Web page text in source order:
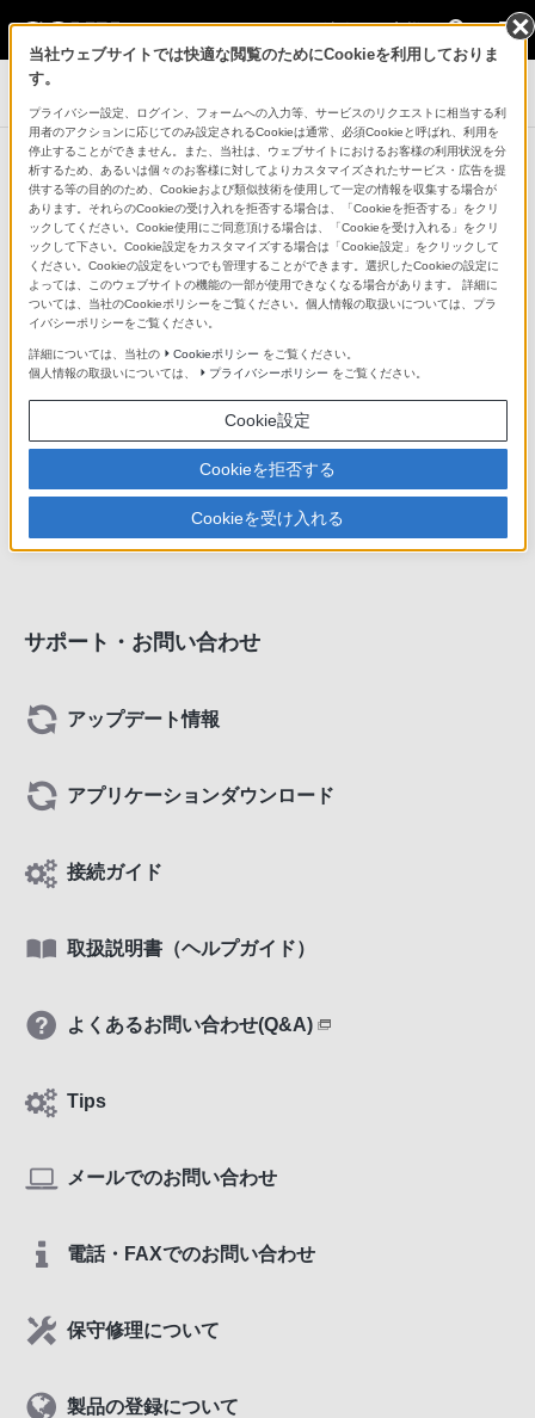
法人のお客様
デジタルペーパー
製品に関する重要なお知らせ
2019年7月16日
デジタルペーパー「DPT-RP1」「DPT-CP1」をご愛用のお客様
2019年6月17日
デジタルペーパー「DPT-RP1」「DPT-CP1」をご愛用のお客様
へ 本体ソフトウェアVer.1.2/1.4からVer.1.6.00.15110へアップ
デートされた方へのお詫びと使用上のご注意
サポート・お問い合わせ
アップデート情報
アプリケーションダウンロード
接続ガイド
取扱説明書（ヘルプガイド）
よくあるお問い合わせ(Q&A)
Tips
メールでのお問い合わせ
電話・FAXでのお問い合わせ
保守修理について
製品の登録について
当社ウェブサイトでは快適な閲覧のためにCookieを利用しておりま
す。
プライバシー設定、ログイン、フォームへの入力等、サービスのリクエストに相当する利
用者のアクションに応じてのみ設定されるCookieは通常、必須Cookieと呼ばれ、利用を
停止することができません。また、当社は、ウェブサイトにおけるお客様の利用状況を分
析するため、あるいは個々のお客様に対してよりカスタマイズされたサービス・広告を提
供する等の目的のため、Cookieおよび類似技術を使用して一定の情報を収集する場合が
あります。それらのCookieの受け入れを拒否する場合は、「Cookieを拒否する」をクリ
ックしてください。Cookie使用にご同意頂ける場合は、「Cookieを受け入れる」をクリ
ックして下さい。Cookie設定をカスタマイズする場合は「Cookie設定」をクリックして
ください。Cookieの設定をいつでも管理することができます。選択したCookieの設定に
よっては、このウェブサイトの機能の一部が使用できなくなる場合があります。 詳細に
ついては、当社のCookieポリシーをご覧ください。個人情報の取扱いについては、プラ
イバシーポリシーをご覧ください。
詳細については、当社の Cookieポリシー をご覧ください。
個人情報の取扱いについては、
プライバシーポリシー をご覧ください。
Cookie設定
Cookieを拒否する
Cookieを受け入れる